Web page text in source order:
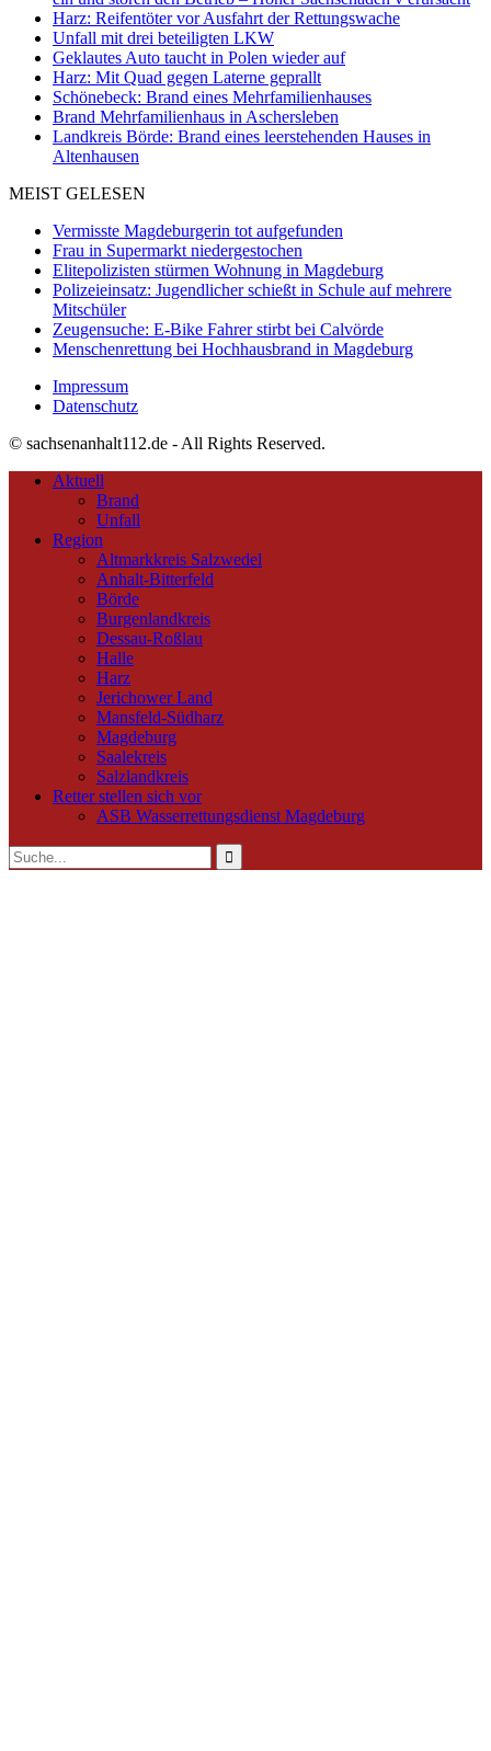
Harz: Reifentöter vor Ausfahrt der Rettungswache
Unfall mit drei beteiligten LKW
Geklautes Auto taucht in Polen wieder auf
Harz: Mit Quad gegen Laterne geprallt
Schönebeck: Brand eines Mehrfamilienhauses
Brand Mehrfamilienhaus in Aschersleben
Landkreis Börde: Brand eines leerstehenden Hauses in
Altenhausen
MEIST GELESEN
Vermisste Magdeburgerin tot aufgefunden
Frau in Supermarkt niedergestochen
Elitepolizisten stürmen Wohnung in Magdeburg
Polizeieinsatz: Jugendlicher schießt in Schule auf mehrere
Mitschüler
Zeugensuche: E-Bike Fahrer stirbt bei Calvörde
Menschenrettung bei Hochhausbrand in Magdeburg
Impressum
Datenschutz
© sachsenanhalt112.de - All Rights Reserved.
Aktuell
Brand
Unfall
Region
Altmarkkreis Salzwedel
Anhalt-Bitterfeld
Börde
Burgenlandkreis
Dessau-Roßlau
Halle
Harz
Jerichower Land
Mansfeld-Südharz
Magdeburg
Saalekreis
Salzlandkreis
Retter stellen sich vor
ASB Wasserrettungsdienst Magdeburg